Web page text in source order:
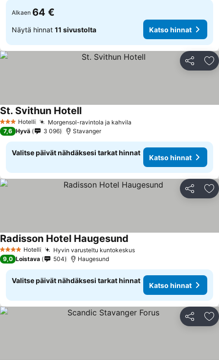
Alkaen 64 €
Näytä hinnat 11 sivustolta Katso hinnat
Jaa
3 Tähtiluokitus
Hotelli Morgensol-ravintola ja kahvila
St. Svithun HotellKatso hinnat
7,6 Hyvä 3 096 Stavanger
Valitse päivät nähdäksesi tarkat hinnat
Katso hinnat
Jaa
4 Tähtiluokitus
Hotelli Hyvin varusteltu kuntokeskusKatso hinnat
Radisson Hotel Haugesund
9,0 Loistava 504 Haugesund
Valitse päivät nähdäksesi tarkat hinnat
Katso hinnat
Jaa